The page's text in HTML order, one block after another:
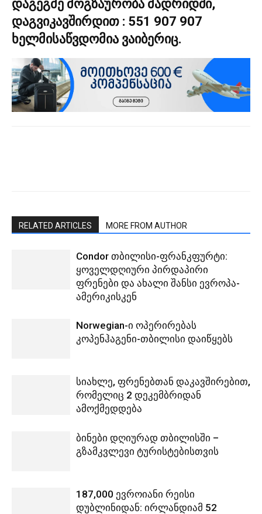
დაგეგმე მოგზაურობა მადრიდში,
დაგვიკავშირდით : 551 907 907
ხელმისაწვდომია ვაიბერიც.
RELATED ARTICLES MORE FROM AUTHOR
Condor თბილისი-ფრანკფურტი:
ყოველდღიური პირდაპირი
ფრენები და ახალი შანსი ევროპა-
ამერიკისკენ
Norwegian-ი ოპერირებას
კოპენჰაგენი-თბილისი დაიწყებს
სიახლე, ფრენებთან დაკავშირებით,
რომელიც 2 დეკემბრიდან
ამოქმედდება
ბინები დღიურად თბილისში –
გზამკვლევი ტურისტებისთვის
187,000 ევროიანი რეისი
დუბლინიდან: ირლანდიამ 52